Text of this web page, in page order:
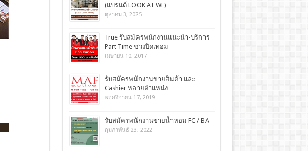
(แบรนด์ LOOK AT WE)
ตุลาคม 3, 2025
True รับสมัครพนักงานแนะนำ-บริการ
Part Time ช่วงปิดเทอม
เมษายน 10, 2017
รับสมัครพนักงานขายสินค้า และ
Cashier หลายตำแหน่ง
พฤศจิกายน 17, 2019
รับสมัครพนักงานขายน้ำหอม FC / BA
กุมภาพันธ์ 23, 2022